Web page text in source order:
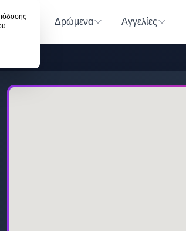
Μέλη Δρώμενα Αγγελίες